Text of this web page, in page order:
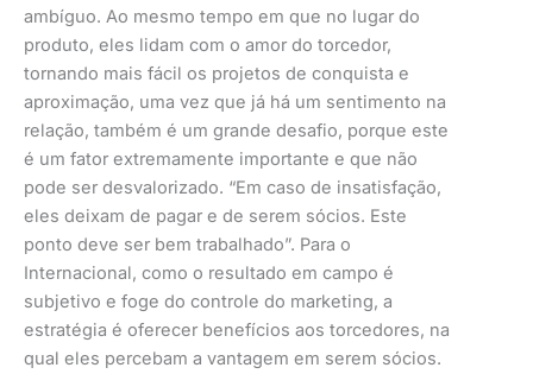
ambíguo. Ao mesmo tempo em que no lugar do
produto, eles lidam com o amor do torcedor,
tornando mais fácil os projetos de conquista e
aproximação, uma vez que já há um sentimento na
relação, também é um grande desafio, porque este
é um fator extremamente importante e que não
pode ser desvalorizado. “Em caso de insatisfação,
eles deixam de pagar e de serem sócios. Este
ponto deve ser bem trabalhado”. Para o
Internacional, como o resultado em campo é
subjetivo e foge do controle do marketing, a
estratégia é oferecer benefícios aos torcedores, na
qual eles percebam a vantagem em serem sócios.